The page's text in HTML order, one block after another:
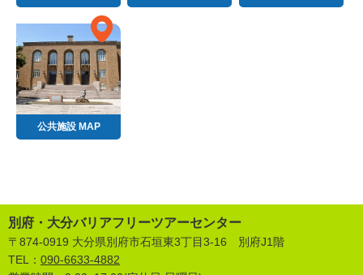
公共施設 MAP
別府・大分バリアフリーツアーセンター
〒874-0919 大分県別府市石垣東3丁目3-16 別府J1階
TEL： 090-6633-4882